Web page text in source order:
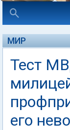
МИР
Тест
его